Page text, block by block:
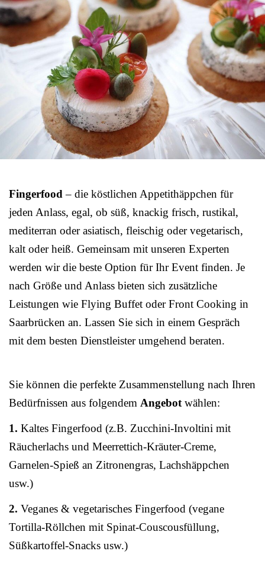
Fingerfood– die köstlichen Appetithäppchen für
jeden Anlass, egal, ob süß, knackig frisch, rustikal,
mediterran oder asiatisch, fleischig oder vegetarisch,
kalt oder heiß. Gemeinsam mit unseren Experten
werden wir die beste Option für Ihr Event finden. Je
nach Größe und Anlass bieten sich zusätzliche
Leistungen wie Flying Buffet oder Front Cooking in
Saarbrücken an. Lassen Sie sich in einem Gespräch
mit dem besten Dienstleister umgehend beraten.
Sie können die perfekte Zusammenstellung nach Ihren
Bedürfnissen aus folgendem Angebotwählen:
1. Kaltes Fingerfood (z.B. Zucchini-Involtini mit
Räucherlachs und Meerrettich-Kräuter-Creme,
Garnelen-Spieß an Zitronengras, Lachshäppchen
usw.)
2. Veganes & vegetarisches Fingerfood (vegane
Tortilla-Röllchen mit Spinat-Couscousfüllung,
Süßkartoffel-Snacks usw.)